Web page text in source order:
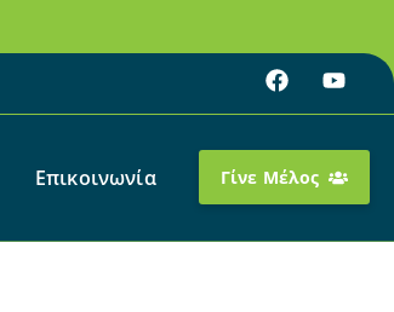
Επικοινωνία Γίνε Μέλος